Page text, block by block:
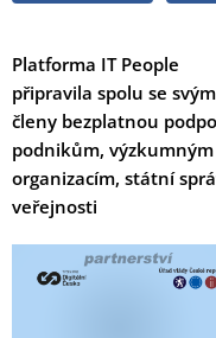
Platforma IT People
připravila spolu se
členy bezplatnou
podnikům, výzkumným
organizacím, státní
veřejnosti